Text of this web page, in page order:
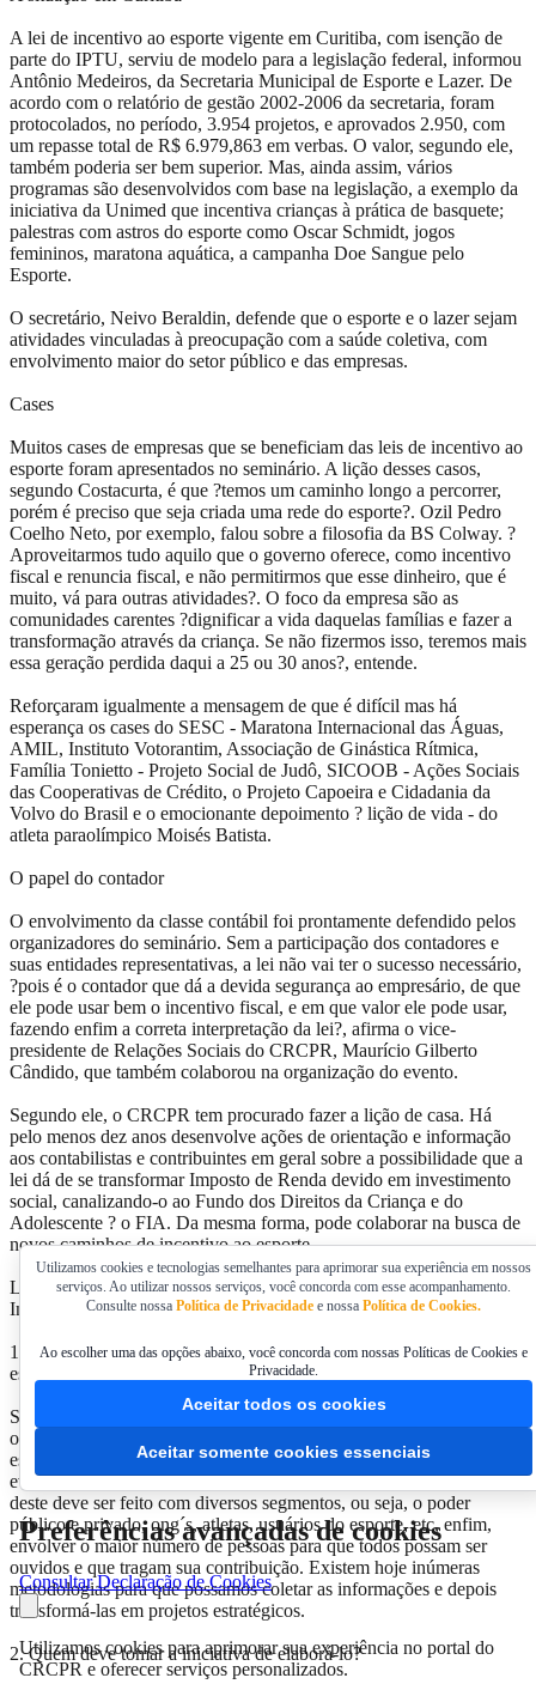
A lei de incentivo ao esporte vigente em Curitiba, com isenção de
parte do IPTU, serviu de modelo para a legislação federal, informou
Antônio Medeiros, da Secretaria Municipal de Esporte e Lazer. De
acordo com o relatório de gestão 2002-2006 da secretaria, foram
protocolados, no período, 3.954 projetos, e aprovados 2.950, com
um repasse total de R$ 6.979,863 em verbas. O valor, segundo ele,
também poderia ser bem superior. Mas, ainda assim, vários
programas são desenvolvidos com base na legislação, a exemplo da
iniciativa da Unimed que incentiva crianças à prática de basquete;
palestras com astros do esporte como Oscar Schmidt, jogos
femininos, maratona aquática, a campanha Doe Sangue pelo
Esporte.
O secretário, Neivo Beraldin, defende que o esporte e o lazer sejam
atividades vinculadas à preocupação com a saúde coletiva, com
envolvimento maior do setor público e das empresas.
Cases
Muitos cases de empresas que se beneficiam das leis de incentivo ao
esporte foram apresentados no seminário. A lição desses casos,
segundo Costacurta, é que ?temos um caminho longo a percorrer,
porém é preciso que seja criada uma rede do esporte?. Ozil Pedro
Coelho Neto, por exemplo, falou sobre a filosofia da BS Colway. ?
Aproveitarmos tudo aquilo que o governo oferece, como incentivo
fiscal e renuncia fiscal, e não permitirmos que esse dinheiro, que é
muito, vá para outras atividades?. O foco da empresa são as
comunidades carentes ?dignificar a vida daquelas famílias e fazer a
transformação através da criança. Se não fizermos isso, teremos mais
essa geração perdida daqui a 25 ou 30 anos?, entende.
Reforçaram igualmente a mensagem de que é difícil mas há
esperança os cases do SESC - Maratona Internacional das Águas,
AMIL, Instituto Votorantim, Associação de Ginástica Rítmica,
Família Tonietto - Projeto Social de Judô, SICOOB - Ações Sociais
das Cooperativas de Crédito, o Projeto Capoeira e Cidadania da
Volvo do Brasil e o emocionante depoimento ? lição de vida - do
atleta paraolímpico Moisés Batista.
O papel do contador
O envolvimento da classe contábil foi prontamente defendido pelos
organizadores do seminário. Sem a participação dos contadores e
suas entidades representativas, a lei não vai ter o sucesso necessário,
?pois é o contador que dá a devida segurança ao empresário, de que
ele pode usar bem o incentivo fiscal, e em que valor ele pode usar,
fazendo enfim a correta interpretação da lei?, afirma o vice-
presidente de Relações Sociais do CRCPR, Maurício Gilberto
Cândido, que também colaborou na organização do evento.
Segundo ele, o CRCPR tem procurado fazer a lição de casa. Há
pelo menos dez anos desenvolve ações de orientação e informação
aos contabilistas e contribuintes em geral sobre a possibilidade que a
lei dá de se transformar Imposto de Renda devido em investimento
social, canalizando-o ao Fundo dos Direitos da Criança e do
Adolescente ? o FIA. Da mesma forma, pode colaborar na busca de
novos caminhos de incentivo ao esporte.
LEIA ENTREVISTA COM Roberto Costacurta, do Núcleo de
Inovação em Esporte e Lazer da Fiep ? um dos organiza
1. O senhor afirmou que precisávamos ter um plano coletivo para o
esporte no Paraná. Na sua visão, como poderia ser esse plano?
Sim, necessitamos com urgência elaborar um Plano Estratégico para
o desenvolvimento do esporte no estado. Qual a nossa visão? O que
esperamos de resultado? Vivemos somente de calendários de
eventos? São respostas que precisamos ter. É obvio que um plano
deste deve ser feito com diversos segmentos, ou seja, o poder
público e privado, ong´s, atletas, usuários do esporte, etc, enfim,
envolver o maior número de pessoas para que todos possam ser
ouvidos e que tragam sua contribuição. Existem hoje inúmeras
metodologias para que possamos coletar as informações e depois
transformá-las em projetos estratégicos.
2. Quem deve tomar a iniciativa de elaborá-lo?
Utilizamos cookies e tecnologias semelhantes para aprimorar sua experiência em nossos
serviços. Ao utilizar nossos serviços, você concorda com esse acompanhamento.
Consulte nossa Política de Privacidade e nossa Política de Cookies.
Ao escolher uma das opções abaixo, você concorda com nossas Políticas de Cookies e
Privacidade.
Aceitar todos os cookies
Aceitar somente cookies essenciais
Preferências avançadas de cookies
Consultar Declaração de Cookies
Utilizamos cookies para aprimorar sua experiência no portal do
CRCPR e oferecer serviços personalizados.